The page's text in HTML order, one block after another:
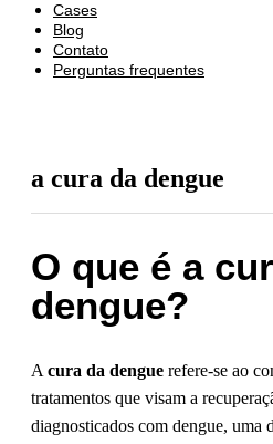
Cases
Blog
Contato
Perguntas frequentes
a cura da dengue
O que é a
dengue?
A cura da dengue refere-se ao
tratamentos que visam a
diagnosticados com dengue, uma